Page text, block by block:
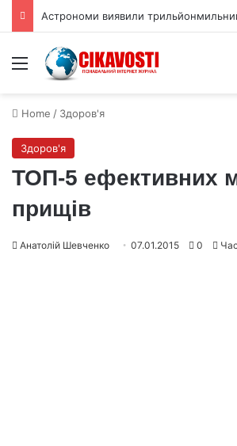
Menu
Home / Здоров'я
Здоров'я
ТОП-5 ефективних
прищів
Анатолій Шевченко 07.01.2015 0